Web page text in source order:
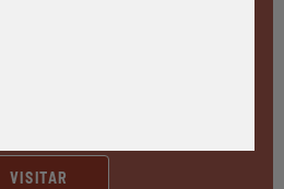
VISITAR